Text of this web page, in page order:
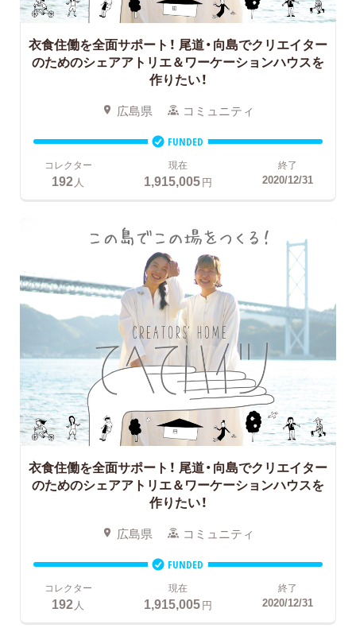
衣食住働を全面サポート！ 尾道・向島でクリエイター
のためのシェアアトリエ＆ワーケーションハウスを
作りたい！
広島県 コミュニティ
FUNDED
コレクター
192人
現在
1,915,005円
終了
2020/12/31
衣食住働を全面サポート！ 尾道・向島でクリエイター
のためのシェアアトリエ＆ワーケーションハウスを
作りたい！
広島県 コミュニティ
FUNDED
コレクター
192人
現在
1,915,005円
終了
2020/12/31